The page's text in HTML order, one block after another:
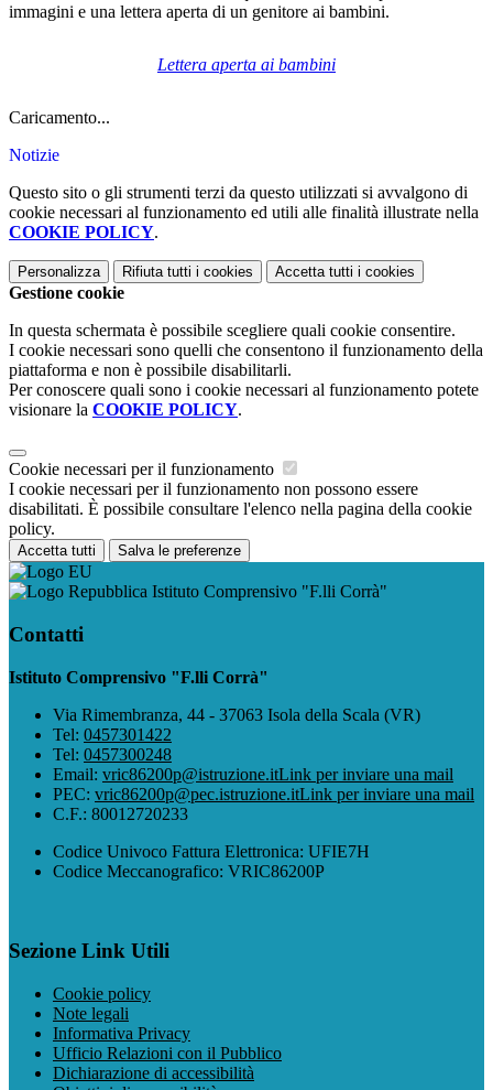
immagini e una lettera aperta di un genitore ai bambini.
Lettera aperta ai bambini
Caricamento...
Notizie
Questo sito o gli strumenti terzi da questo utilizzati si avvalgono di
cookie necessari al funzionamento ed utili alle finalità illustrate nella
COOKIE POLICY.
Personalizza Rifiuta tutti i cookies Accetta tutti i cookies
Gestione cookie
In questa schermata è possibile scegliere quali cookie consentire.
I cookie necessari sono quelli che consentono il funzionamento della
piattaforma e non è possibile disabilitarli.
Per conoscere quali sono i cookie necessari al funzionamento potete
visionare la COOKIE POLICY.
Cookie necessari per il funzionamento
I cookie necessari per il funzionamento non possono essere
disabilitati. È possibile consultare l'elenco nella pagina della cookie
policy.
Accetta tutti Salva le preferenze
Istituto Comprensivo "F.lli Corrà"
Contatti
Istituto Comprensivo "F.lli Corrà"
Via Rimembranza, 44 - 37063 Isola della Scala (VR)
Tel: 0457301422
Tel: 0457300248
Email: vric86200p@istruzione.itLink per inviare una mail
PEC: vric86200p@pec.istruzione.itLink per inviare una mail
C.F.: 80012720233
Codice Univoco Fattura Elettronica: UFIE7H
Codice Meccanografico: VRIC86200P
Sezione Link Utili
Cookie policy
Note legali
Informativa Privacy
Ufficio Relazioni con il Pubblico
Dichiarazione di accessibilità